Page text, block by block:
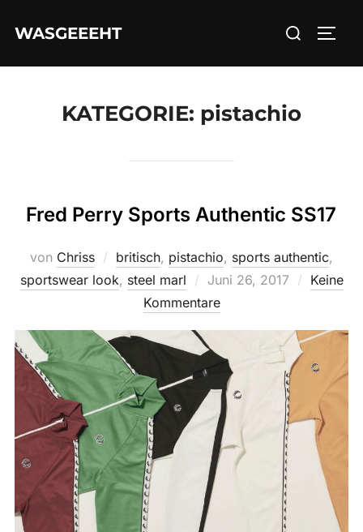
InhaltWASGEEEHT
Suchen
KATEGORIE: pistachio
Fred Perry Sports Authentic SS17
von Chriss britisch, pistachio, sports authentic,
sportswear look, steel marl
Veröffentlicht
am
Juni 26, 2017
Keine
Kommentare